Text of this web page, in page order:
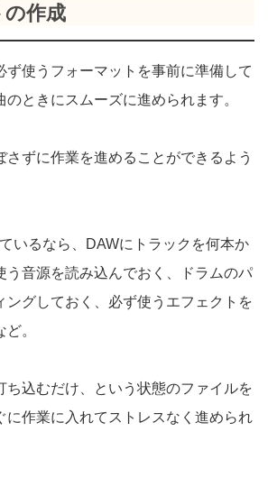
作成
ず使うフォーマットを事前に準備して
ときにスムーズに進められます。
さずに作業を進めることができるよう
いるなら、DAWにトラックを何本か
う音源を読み込んでおく、ドラムのパ
ングしておく、必ず使うエフェクトを
。
ち込むだけ、という状態のファイルを
に作業に入れてストレスなく進められ